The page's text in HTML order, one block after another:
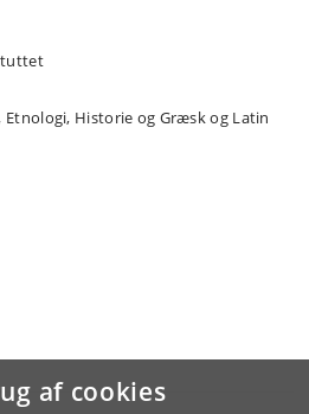
af cookies
Historie og Græsk og Latin